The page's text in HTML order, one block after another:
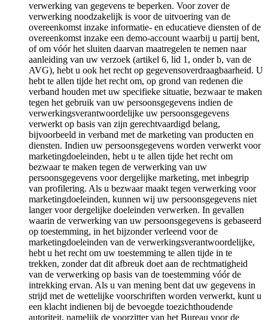
verwerking van gegevens te beperken. Voor zover de
verwerking noodzakelijk is voor de uitvoering van de
overeenkomst inzake informatie- en educatieve diensten of de
overeenkomst inzake een demo-account waarbij u partij bent,
of om vóór het sluiten daarvan maatregelen te nemen naar
aanleiding van uw verzoek (artikel 6, lid 1, onder b, van de
AVG), hebt u ook het recht op gegevensoverdraagbaarheid. U
hebt te allen tijde het recht om, op grond van redenen die
verband houden met uw specifieke situatie, bezwaar te maken
tegen het gebruik van uw persoonsgegevens indien de
verwerkingsverantwoordelijke uw persoonsgegevens
verwerkt op basis van zijn gerechtvaardigd belang,
bijvoorbeeld in verband met de marketing van producten en
diensten. Indien uw persoonsgegevens worden verwerkt voor
marketingdoeleinden, hebt u te allen tijde het recht om
bezwaar te maken tegen de verwerking van uw
persoonsgegevens voor dergelijke marketing, met inbegrip
van profilering. Als u bezwaar maakt tegen verwerking voor
marketingdoeleinden, kunnen wij uw persoonsgegevens niet
langer voor dergelijke doeleinden verwerken. In gevallen
waarin de verwerking van uw persoonsgegevens is gebaseerd
op toestemming, in het bijzonder verleend voor de
marketingdoeleinden van de verwerkingsverantwoordelijke,
hebt u het recht om uw toestemming te allen tijde in te
trekken, zonder dat dit afbreuk doet aan de rechtmatigheid
van de verwerking op basis van de toestemming vóór de
intrekking ervan. Als u van mening bent dat uw gegevens in
strijd met de wettelijke voorschriften worden verwerkt, kunt u
een klacht indienen bij de bevoegde toezichthoudende
autoriteit, namelijk de voorzitter van het Bureau voor de